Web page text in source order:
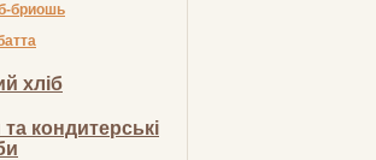
бриошь
хліб
та кондитерські